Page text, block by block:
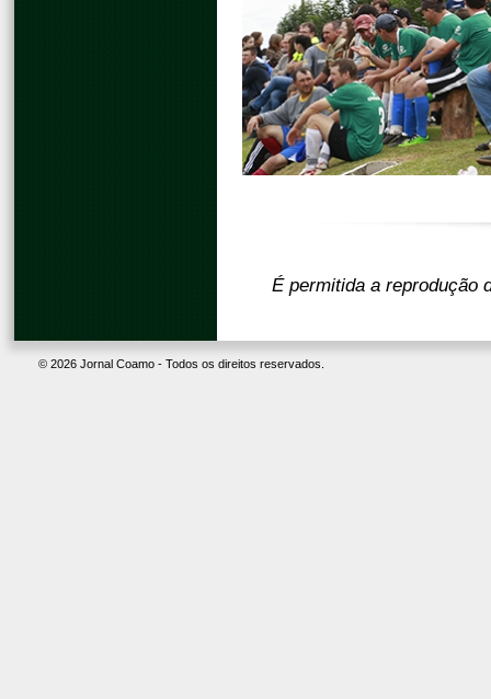
É permitida a reprodução
© 2026 Jornal Coamo - Todos os direitos reservados.